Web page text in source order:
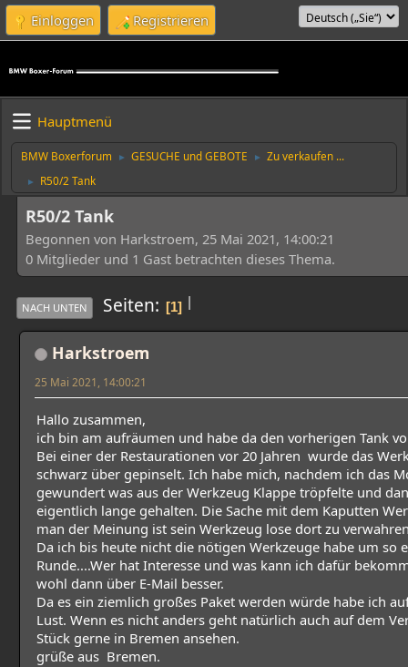
Einloggen Registrieren
Hauptmenü
BMW Boxerforum ► GESUCHE und GEBOTE ► Zu verkaufen ...
► R50/2 Tank
R50/2 Tank
Begonnen von Harkstroem, 25 Mai 2021, 14:00:21
0 Mitglieder und 1 Gast betrachten dieses Thema.
|
NACH UNTEN Seiten 1
Harkstroem
25 Mai 2021, 14:00:21
Hallo zusammen,
ich bin am aufräumen und habe da den vorherigen Tank
Bei einer der Restaurationen vor 20 Jahren wurde das
schwarz über gepinselt. Ich habe mich, nachdem ich das
gewundert was aus der Werkzeug Klappe tröpfelte und
eigentlich lange gehalten. Die Sache mit dem Kaputten
man der Meinung ist sein Werkzeug lose dort zu
Da ich bis heute nicht die nötigen Werkzeuge habe um
Runde....Wer hat Interesse und was kann ich dafür
wohl dann über E-Mail besser.
Da es ein ziemlich großes Paket werden würde habe ich
Lust. Wenn es nicht anders geht natürlich auch auf dem
Stück gerne in Bremen ansehen.
grüße aus Bremen.